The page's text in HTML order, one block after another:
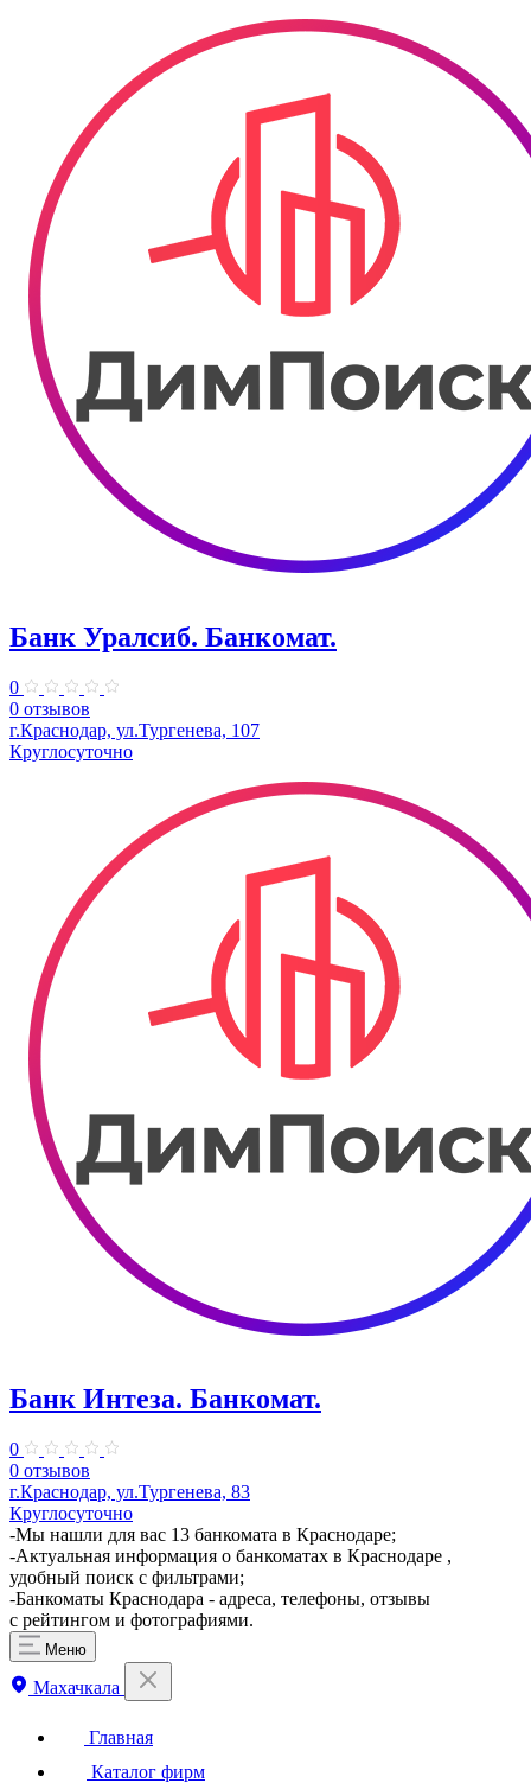
Банк Уралсиб. Банкомат.
0
0 отзывов
г.Краснодар, ул.Тургенева, 107
Круглосуточно
Банк Интеза. Банкомат.
0
0 отзывов
г.Краснодар, ул.Тургенева, 83
Круглосуточно
-Мы нашли для вас 13 банкомата в Краснодаре;
-Актуальная информация о банкоматах в Краснодаре ,
удобный поиск с фильтрами;
-Банкоматы Краснодара - адреса, телефоны, отзывы
с рейтингом и фотографиями.
Меню
Махачкала
Главная
Каталог фирм